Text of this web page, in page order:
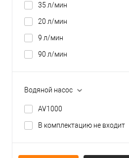
35 л/мин
20 л/мин
9 л/мин
90 л/мин
Водяной насос
AV1000
В комплектацию не входит